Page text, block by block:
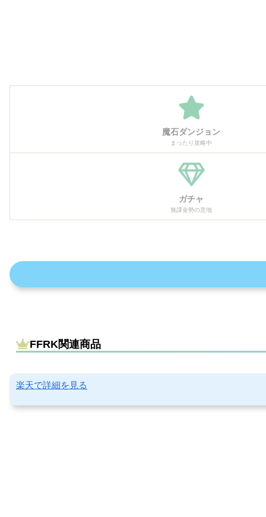
魔石ダンジョン
まったり攻略中
ガチャ
無課金勢の意地
FFRK関連商品
楽天で詳細を見る